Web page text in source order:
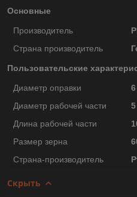
Основные
Производитель
Страна производитель
Пользовательские
Диаметр оправки
Диаметр рабочей части
Длина рабочей части
Размер зерна
Страна-производитель
Скрыть